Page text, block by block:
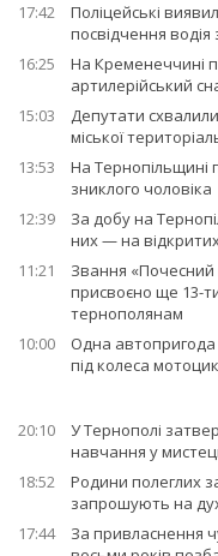
17:42
Поліцейські
посвідчення
16:25
На Кременеччині
артилерійський
15:03
Депутати
міської
13:53
На Тернопільщині
зниклого чоловіка
12:39
За добу на
них — на
11:21
Звання «Почесний
присвоєно ще 13-
тернополянам
10:00
Одна автопригода
під колеса
20:10
У Тернополі
навчання у
18:52
Родини полеглих
запрошують на
17:44
За привласнення